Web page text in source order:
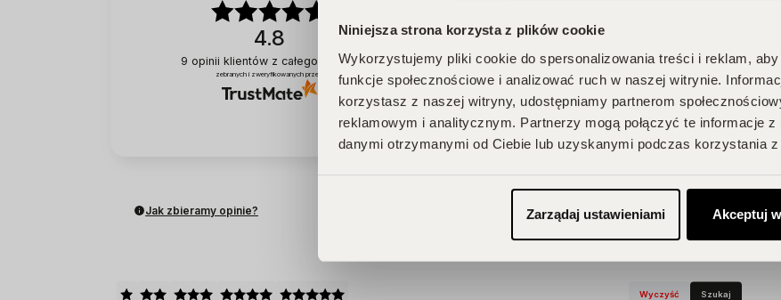
Niniejsza strona korzysta z plików cookie
Wykorzystujemy pliki cookie do spersonalizowania treści i reklam, aby
funkcje społecznościowe i analizować ruch w naszej witrynie.
korzystasz z naszej witryny, udostępniamy partnerom
reklamowym i analitycznym. Partnerzy mogą połączyć te informacje z
danymi otrzymanymi od Ciebie lub uzyskanymi podczas korzystania z
Zarządaj ustawieniami Akceptuj
4.8
9 opinii klientów z całego okresu
zebranych i zweryfikowanych przez 2 0%
Jak zbieramy opinie?
Wyczyść Szukaj